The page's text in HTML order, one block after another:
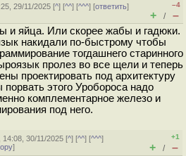
29/11/2025 [^] [^^] [^^^] [ответить]
–4
+ / –
и яйца. Или скорее жабы и гадюки.
накидали по-быстрому чтобы
тогдашнего старинного
пролез во все щели и теперь
проектировать под архитектуру
этого Уробороса надо
комплементарное железо и
под него.
14:08, 30/11/2025 [^] [^^] [^^^]
]
+1
+ / –